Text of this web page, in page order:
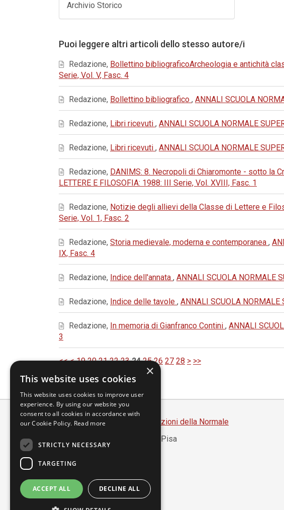
Archivio Storico
Puoi leggere altri articoli dello stesso autore/i
Redazione, Bollettino bibliograficoArcheologia e antichità
Serie, Vol. V, Fasc. 4
Redazione, Bollettino bibliografico , ANNALI SCUOLA
Redazione, Libri ricevuti , ANNALI SCUOLA NORMALE
Redazione, Libri ricevuti , ANNALI SCUOLA NORMALE
Redazione, DANIMS: 8. Necropoli di Chiaromonte - sotto la
LETTERE E FILOSOFIA: 1988: III Serie, Vol. XVIII, Fasc. 1
Redazione, Notizie degli allievi della Classe di Lettere e
Serie, Vol. 1, Fasc. 2
Redazione, Storia medievale, moderna e contemporanea ,
IX, Fasc. 4
Redazione, Indice dell'annata , ANNALI SCUOLA NORMALE
Redazione, Indice delle tavole , ANNALI SCUOLA NORMALE
Redazione, In memoria di Gianfranco Contini , ANNALI
3
<< < 19 20 21 22 23 24 25 26 27 28 > >>
Scuola Normale Superiore
Edizioni della Normale
Piazza dei Cavalieri, 7 - 56126 Pisa
Partita IVA 00420000507
segreteria.annali@sns.it
Accessibilità
×
This website uses cookies
This website uses cookies to improve user
experience. By using our website you
consent to all cookies in accordance with
our Cookie Policy. Read more
STRICTLY NECESSARY
TARGETING
ACCEPT ALL DECLINE ALL